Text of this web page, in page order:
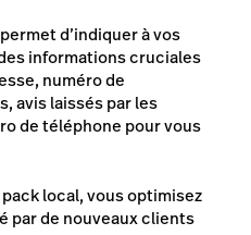
d’indiquer à vos
informations cruciales
numéro de
avis laissés par les
de téléphone pour vous
local, vous optimisez
par de nouveaux clients